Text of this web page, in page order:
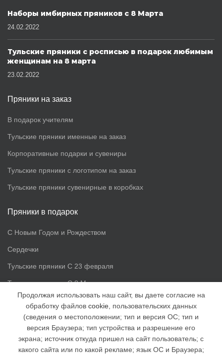
Наборы имбирных пряников с 8 Марта
24.02.2022
Тульские пряники с росписью в подарок любимым
женщинам на 8 марта
23.02.2022
Пряники на заказ
В подарок учителям
Тульские пряники именные на заказ
Корпоративные подарки и сувениры
Тульские пряники с логотипом на заказ
Тульские пряники сувенирные в коробках
Пряники в подарок
С Новым Годом и Рождеством
Сердечки
Тульские пряники С 23 февраля
Тульские пряники С 8 Марта
Доп. информация
Статьи
Доставка и оплата
Продолжая использовать наш сайт, вы даете согласие на
обработку файлов cookie, пользовательских данных
(сведения о местоположении; тип и версия ОС; тип и
версия Браузера; тип устройства и разрешение его
экрана; источник откуда пришел на сайт пользователь; с
какого сайта или по какой рекламе; язык ОС и Браузера;